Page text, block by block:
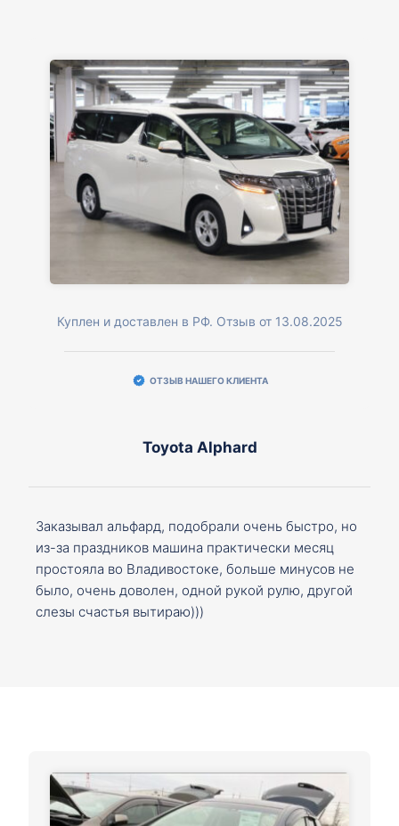
Куплен и доставлен в РФ. Отзыв от 13.08.2025
ОТЗЫВ НАШЕГО КЛИЕНТА
Toyota Alphard
Заказывал альфард, подобрали очень быстро, но
из-за праздников машина практически месяц
простояла во Владивостоке, больше минусов не
было, очень доволен, одной рукой рулю, другой
слезы счастья вытираю)))